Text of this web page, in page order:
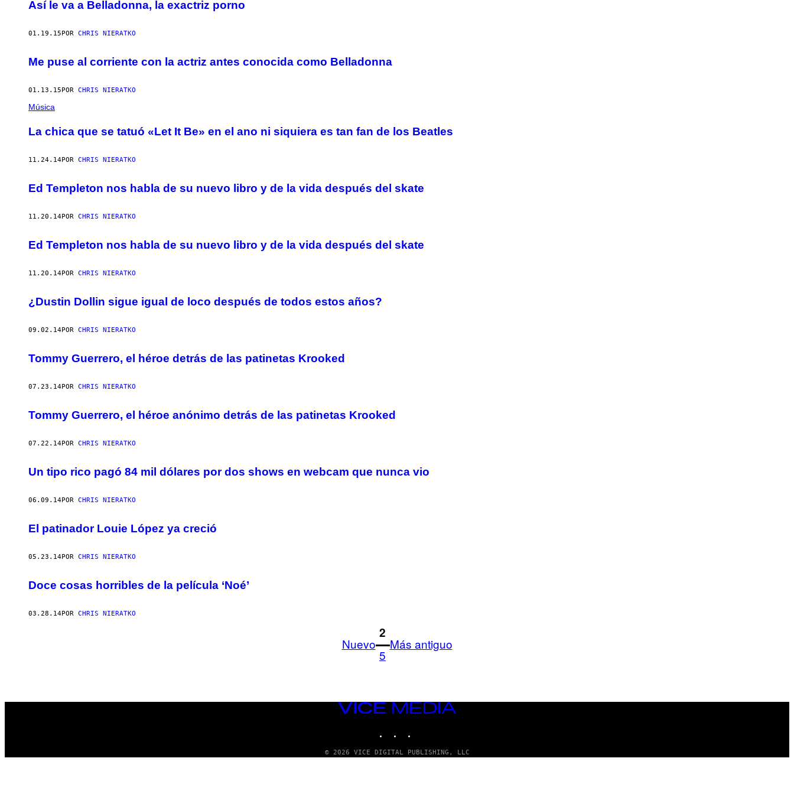
Así le va a Belladonna, la exactriz porno
01.19.15 POR CHRIS NIERATKO
Me puse al corriente con la actriz antes conocida como Belladonna
01.13.15 POR CHRIS NIERATKO
Música
La chica que se tatuó «Let It Be» en el ano ni siquiera es tan fan de los Beatles
11.24.14POR CHRIS NIERATKO
Ed Templeton nos habla de su nuevo libro y de la vida después del skate
11.20.14POR CHRIS NIERATKO
Ed Templeton nos habla de su nuevo libro y de la vida después del skate
11.20.14POR CHRIS NIERATKO
¿Dustin Dollin sigue igual de loco después de todos estos años?
09.02.14POR CHRIS NIERATKO
Tommy Guerrero, el héroe detrás de las patinetas Krooked
07.23.14POR CHRIS NIERATKO
Tommy Guerrero, el héroe anónimo detrás de las patinetas Krooked
07.22.14POR CHRIS NIERATKO
Un tipo rico pagó 84 mil dólares por dos shows en webcam que nunca vio
06.09.14POR CHRIS NIERATKO
El patinador Louie López ya creció
05.23.14POR CHRIS NIERATKO
Doce cosas horribles de la película ‘Noé’
03.28.14POR CHRIS NIERATKO
Nuevo
1
2
5
Más antiguo
VICE
© 2026 VICE DIGITAL PUBLISHING, LLC